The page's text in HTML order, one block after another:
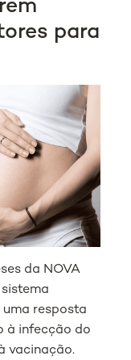
para
da NOVA
resposta
à infecção do
vacinação.